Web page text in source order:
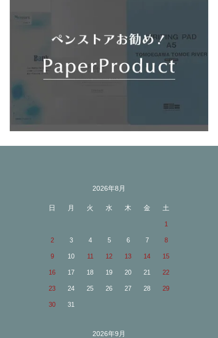
2026年8月
日 月 火 水 木 金 土
1
2 3 4 5 6 7 8
9 10 11 12 13 14 15
16 17 18 19 20 21 22
23 24 25 26 27 28 29
30 31
2026年9月